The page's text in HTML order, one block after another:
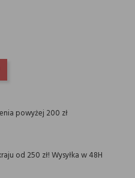
powyżej 200 zł
od 250 zł! Wysyłka w 48H